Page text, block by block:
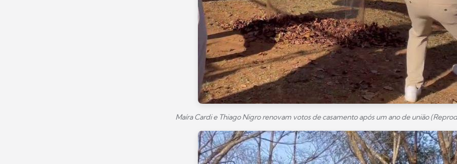
Maíra Cardi e Thiago Nigro renovam votos de casamento após um ano de união